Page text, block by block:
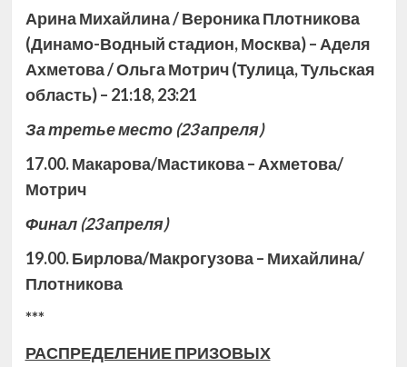
Арина Михайлина / Вероника Плотникова
(Динамо-Водный стадион, Москва) – Аделя
Ахметова / Ольга Мотрич (Тулица, Тульская
область) – 21:18, 23:21
За третье место(23 апреля)
17.00. Макарова/Мастикова – Ахметова/
Мотрич
Финал(23 апреля)
19.00. Бирлова/Макрогузова – Михайлина/
Плотникова
***
РАСПРЕДЕЛЕНИЕ ПРИЗОВЫХ